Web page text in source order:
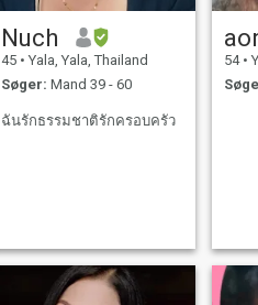
Nuch
45 • Yala, Yala, Thailand
Søger: Mand 39 - 60
ฉันรักธรรมชาติรักครอบครัว
54 •